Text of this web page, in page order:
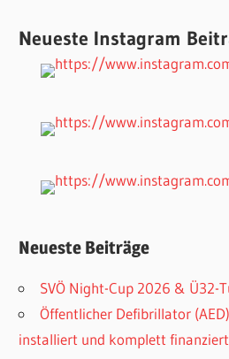
Neueste Instagram
Neueste Beiträge
SVÖ Night-Cup 2026 & Ü32-
Öffentlicher Defibrillator
installiert und komplett